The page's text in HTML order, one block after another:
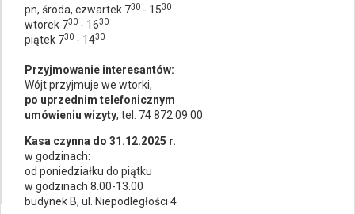
pn, środa, czwartek 730 - 1530
wtorek 730 - 1630
piątek 730 - 1430
Przyjmowanie interesantów:
Wójt przyjmuje we wtorki,
po uprzednim telefonicznym
umówieniu wizyty, tel. 74 872 09 00
Kasa czynna do 31.12.2025 r.
w godzinach:
od poniedziałku do piątku
w godzinach 8.00-13.00
budynek B, ul. Niepodległości 4